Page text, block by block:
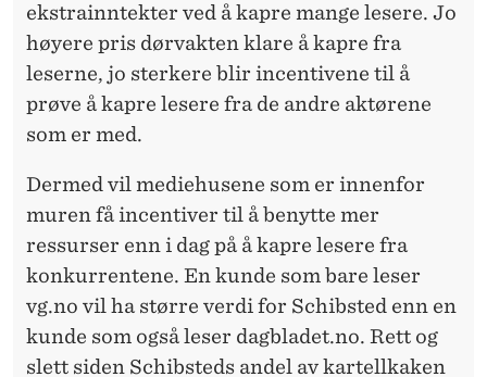
ekstrainntekter ved å kapre mange lesere. Jo
høyere pris dørvakten klare å kapre fra
leserne, jo sterkere blir incentivene til å
prøve å kapre lesere fra de andre aktørene
som er med.
Dermed vil mediehusene som er innenfor
muren få incentiver til å benytte mer
ressurser enn i dag på å kapre lesere fra
konkurrentene. En kunde som bare leser
vg.no vil ha større verdi for Schibsted enn en
kunde som også leser dagbladet.no. Rett og
slett siden Schibsteds andel av kartellkaken